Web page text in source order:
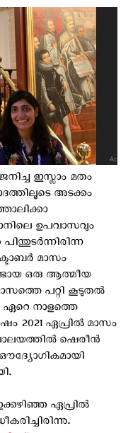
ഇസ്ലാം മതം
അടക്കം
ഉപവാസവും
മാസം
ഒരു ആത്മീയ
പറ്റി കൂടുതൽ
ഏറെ നാളത്തെ
2021 ഏപ്രിൽ മാസം
ഷെരീൻ
ഏപ്രില്‍